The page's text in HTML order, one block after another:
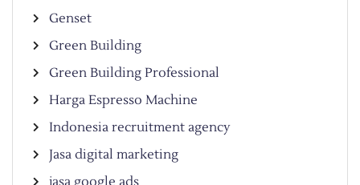
Genset
Green Building
Green Building Professional
Harga Espresso Machine
Indonesia recruitment agency
Jasa digital marketing
jasa google ads